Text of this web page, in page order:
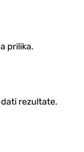
prilika.
dati rezultate.